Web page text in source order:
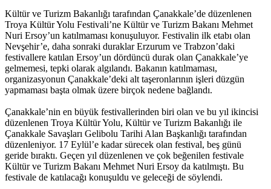
Kültür ve Turizm Bakanlığı tarafından Çanakkale’de düzenlenen
Troya Kültür Yolu Festivali’ne Kültür ve Turizm Bakanı Mehmet
Nuri Ersoy’un katılmaması konuşuluyor. Festivalin ilk etabı olan
Nevşehir’e, daha sonraki duraklar Erzurum ve Trabzon’daki
festivallere katılan Ersoy’un dördüncü durak olan Çanakkale’ye
gelmemesi, tepki olarak algılandı. Bakanın katılmaması,
organizasyonun Çanakkale’deki alt taşeronlarının işleri düzgün
yapmaması başta olmak üzere birçok nedene bağlandı.
Çanakkale’nin en büyük festivallerinden biri olan ve bu yıl ikincisi
düzenlenen Troya Kültür Yolu, Kültür ve Turizm Bakanlığı ile
Çanakkale Savaşları Gelibolu Tarihi Alan Başkanlığı tarafından
düzenleniyor. 17 Eylül’e kadar sürecek olan festival, beş günü
geride bıraktı. Geçen yıl düzenlenen ve çok beğenilen festivale
Kültür ve Turizm Bakanı Mehmet Nuri Ersoy da katılmıştı. Bu
festivale de katılacağı konuşuldu ve geleceği de söylendi.